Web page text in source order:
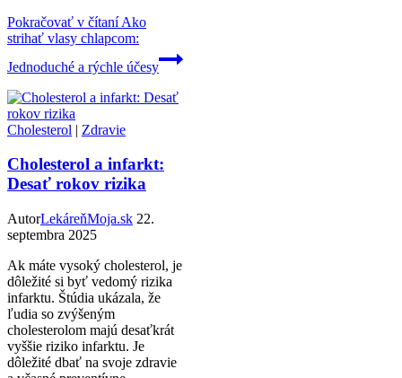
Pokračovať v čítaníAko
strihať vlasy chlapcom:
Jednoduché a rýchle účesy
Cholesterol | Zdravie
Cholesterol a infarkt:
Desať rokov rizika
AutorLekáreňMoja.sk 22.
septembra 2025
Ak máte vysoký cholesterol, je
dôležité si byť vedomý rizika
infarktu. Štúdia ukázala, že
ľudia so zvýšeným
cholesterolom majú desaťkrát
vyššie riziko infarktu. Je
dôležité dbať na svoje zdravie